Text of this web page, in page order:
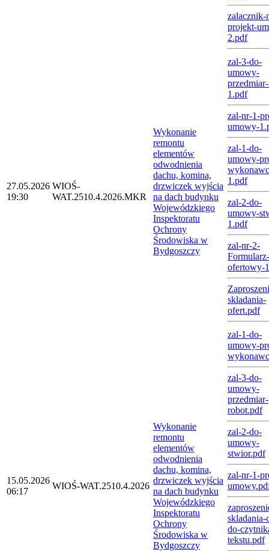
zalacznik-
projekt-
2.pdf
27.05.2026
19:30
WIOŚ-
WAT.2510.4.2026.MKR
Wykonanie
remontu
elementów
odwodnienia
dachu, komina,
drzwiczek wyjścia
na dach budynku
Wojewódzkiego
Inspektoratu
Ochrony
Środowiska w
Bydgoszczy
zal-3-do-
umowy-
1.pdf
zal-nr-1-
umowy-
zal-1-do-
umowy-
1.pdf
zal-2-do-
umowy-
1.pdf
zal-nr-2-
Formularz-
ofertowy-
skladania-
ofert.pdf
15.05.2026
06:17
WIOŚ-WAT.2510.4.2026
Wykonanie
remontu
elementów
odwodnienia
dachu, komina,
drzwiczek wyjścia
na dach budynku
Wojewódzkiego
Inspektoratu
Ochrony
Środowiska w
Bydgoszczy
zal-1-do-
umowy-
zal-3-do-
umowy-
przedmiar-
robot.pdf
zal-2-do-
umowy-
stwior.pdf
zal-nr-1-
skladania-
do-
tekstu.pdf